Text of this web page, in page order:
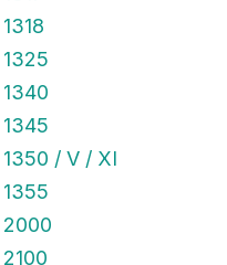
/ V / XI
2000